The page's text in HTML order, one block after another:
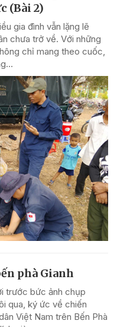
(Bài 2)
gia đình vẫn lặng lẽ
chưa trở về. Với những
chỉ mang theo cuốc,
phà Gianh
trước bức ảnh chụp
qua, ký ức về chiến
Việt Nam trên Bến Phà